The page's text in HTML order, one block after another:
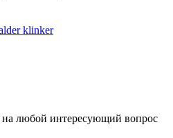
klinker
любой интересующий вопрос